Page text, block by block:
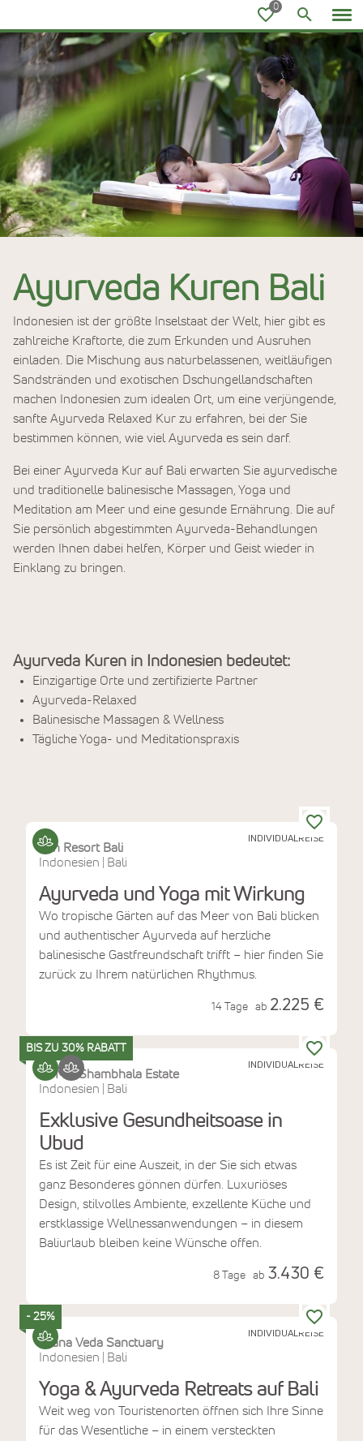
Ayurveda Kuren Bali
Indonesien ist der größte Inselstaat der Welt, hier gibt es
zahlreiche Kraftorte, die zum Erkunden und Ausruhen
einladen. Die Mischung aus naturbelassenen, weitläufigen
Sandstränden und exotischen Dschungellandschaften
machen Indonesien zum idealen Ort, um eine verjüngende,
sanfte Ayurveda Relaxed Kur zu erfahren, bei der Sie
bestimmen können, wie viel Ayurveda es sein darf.
Bei einer Ayurveda Kur auf Bali erwarten Sie ayurvedische
und traditionelle balinesische Massagen, Yoga und
Meditation am Meer und eine gesunde Ernährung. Die auf
Sie persönlich abgestimmten Ayurveda-Behandlungen
werden Ihnen dabei helfen, Körper und Geist wieder in
Einklang zu bringen.
Ayurveda Kuren in Indonesien bedeutet:
Einzigartige Orte und zertifizierte Partner
Ayurveda-Relaxed
Balinesische Massagen & Wellness
Tägliche Yoga- und Meditationspraxis
INDIVIDUALREISE
Zen Resort Bali
Indonesien
Bali
Ayurveda und Yoga mit Wirkung
Wo tropische Gärten auf das Meer von Bali blicken
und authentischer Ayurveda auf herzliche
balinesische Gastfreundschaft trifft – hier finden Sie
zurück zu Ihrem natürlichen Rhythmus.
14 Tage ab 2.225 €
INDIVIDUALREISE
BIS ZU 30% RABATT
COMO Shambhala Estate
Indonesien
Bali
Exklusive Gesundheitsoase in
Ubud
Es ist Zeit für eine Auszeit, in der Sie sich etwas
ganz Besonderes gönnen dürfen. Luxuriöses
Design, stilvolles Ambiente, exzellente Küche und
erstklassige Wellnessanwendungen – in diesem
Baliurlaub bleiben keine Wünsche offen.
8 Tage ab 3.430 €
INDIVIDUALREISE
- 25%
Prana Veda Sanctuary
Indonesien
Bali
Yoga & Ayurveda Retreats auf Bali
Weit weg von Touristenorten öffnen sich Ihre Sinne
für das Wesentliche – in einem versteckten